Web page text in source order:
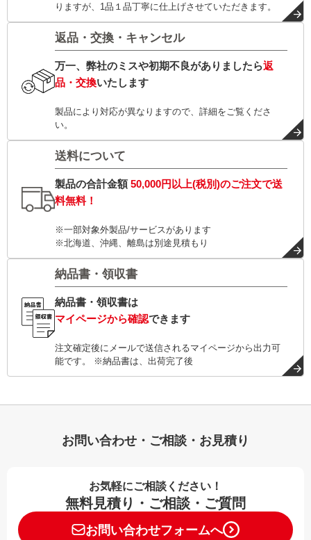
りますが、1品１品丁寧に仕上げさせていただきます。
返品・交換・キャンセル
万一、弊社のミスや初期不良がありましたら返
品・交換いたします
製品により対応が異なりますので、詳細をご覧くださ
い。
送料について
製品の合計金額50,000円以上(税別)のご注文で送
料無料！
※一部対象外製品/サービスがあります
※北海道、沖縄、離島は別途見積もり
納品書・領収書
納品書・領収書は
マイページから確認できます
注文確定後にメールで送信されるマイページから出力可
能です。 ※納品書は、出荷完了後
お問い合わせ・ご相談・お見積り
お気軽にご相談ください！
無料見積り・ご相談・ご質問
お問い合わせフォームへ